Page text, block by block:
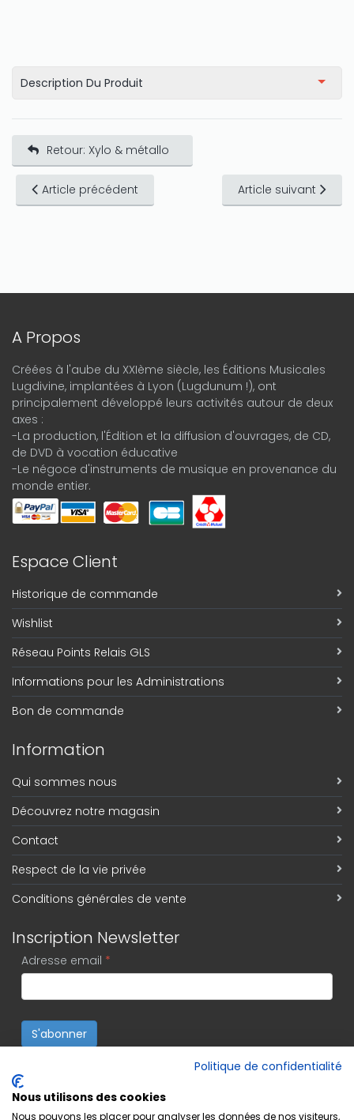
Description Du Produit
Retour: Xylo & métallo
Article précédent Article suivant
A Propos
Créées à l'aube du XXIème siècle, les Éditions Musicales
Lugdivine, implantées à Lyon (Lugdunum !), ont
principalement développé leurs activités autour de deux
axes :
-La production, l'Édition et la diffusion d'ouvrages, de CD,
de DVD à vocation éducative
-Le négoce d'instruments de musique en provenance du
monde entier.
Espace Client
Historique de commande
Wishlist
Réseau Points Relais GLS
Informations pour les Administrations
Bon de commande
Information
Qui sommes nous
Découvrez notre magasin
Contact
Respect de la vie privée
Conditions générales de vente
Inscription Newsletter
Adresse email *
S'abonner
Politique de confidentialité
Nous utilisons des cookies
Nous pouvons les placer pour analyser les données de nos visiteurs,